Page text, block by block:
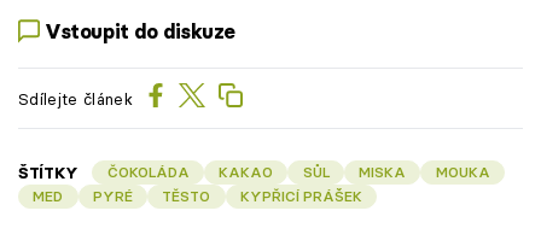
Vstoupit do diskuze
Sdílejte článek
ŠTÍTKY ČOKOLÁDA KAKAO SŮL MISKA
MOUKA
MED
PYRÉ TĚSTO KYPŘICÍ PRÁŠEK